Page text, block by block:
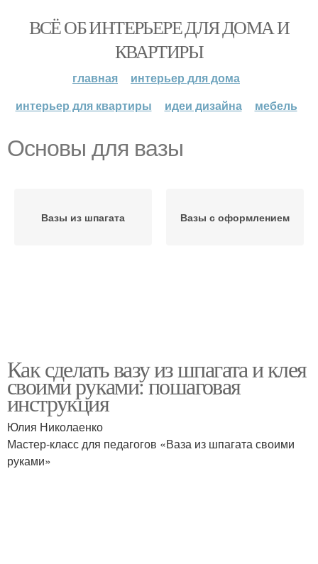
ВСЁ ОБ ИНТЕРЬЕРЕ ДЛЯ ДОМА И
КВАРТИРЫ
главная
интерьер для дома
интерьер для квартиры
идеи дизайна мебель
Основы для вазы
Вазы из шпагата Вазы с оформлением
Как сделать вазу из шпагата и клея
своими руками: пошаговая
инструкция
Юлия Николаенко
Мастер-класс для педагогов «Ваза из шпагата своими
руками»